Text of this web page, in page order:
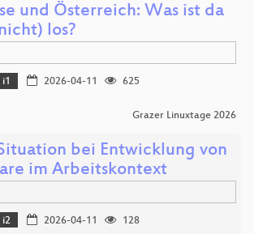
und Österreich: Was ist da
los?
i1 2026-04-11
625
Grazer Linuxtage 2026
bei Entwicklung von
im Arbeitskontext
i2 2026-04-11
128